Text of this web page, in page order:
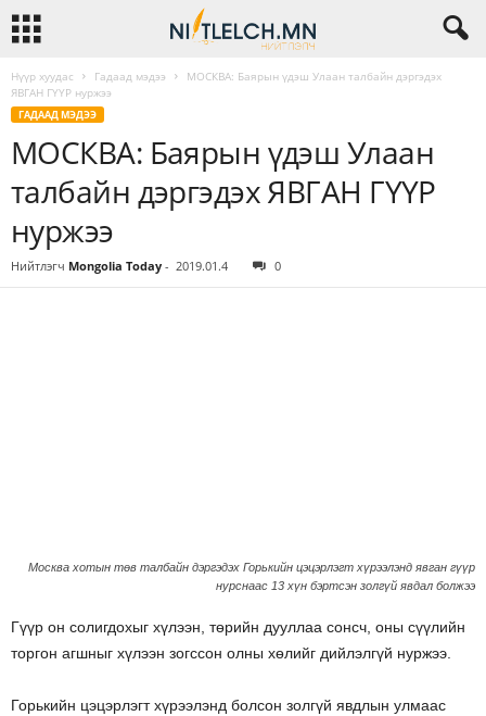
Нүүр хуудас Гадаад мэдээ
МОСКВА: Баярын үдэш Улаан талбайн дэргэдэх
ЯВГАН ГҮҮР нуржээ
ГАДААД МЭДЭЭ
МОСКВА: Баярын үдэш Улаан
талбайн дэргэдэх ЯВГАН ГҮҮР
нуржээ
Нийтлэгч Mongolia Today - 2019.01.4 0
Москва хотын төв талбайн дэргэдэх Горькийн цэцэрлэгт хүрээлэнд явган гүүр
нурснаас 13 хүн бэртсэн золгүй явдал болжээ
Гүүр он солигдохыг хүлээн, төрийн дууллаа сонсч, оны сүүлийн
торгон агшныг хүлээн зогссон олны хөлийг дийлэлгүй нуржээ.
Горькийн цэцэрлэгт хүрээлэнд болсон золгүй явдлын улмаас